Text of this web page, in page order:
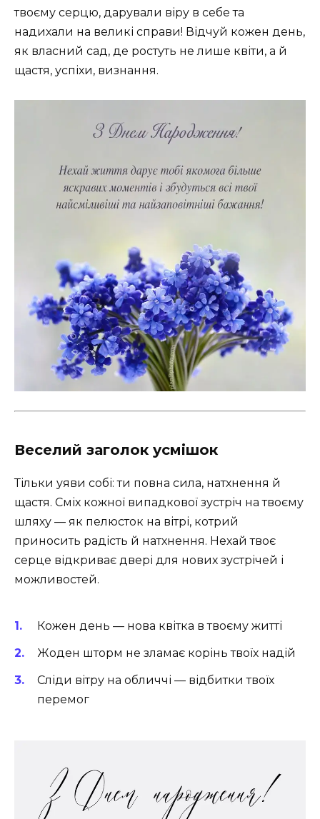
твоєму серцю, дарували віру в себе та
надихали на великі справи! Відчуй кожен день,
як власний сад, де ростуть не лише квіти, а й
щастя, успіхи, визнання.
Веселий заголок усмішок
Тільки уяви собі: ти повна сила, натхнення й
щастя. Сміх кожної випадкової зустріч на твоєму
шляху — як пелюсток на вітрі, котрий
приносить радість й натхнення. Нехай твоє
серце відкриває двері для нових зустрічей і
можливостей.
Кожен день — нова квітка в твоєму житті
Жоден шторм не зламає корінь твоїх надій
Сліди вітру на обличчі — відбитки твоїх
перемог